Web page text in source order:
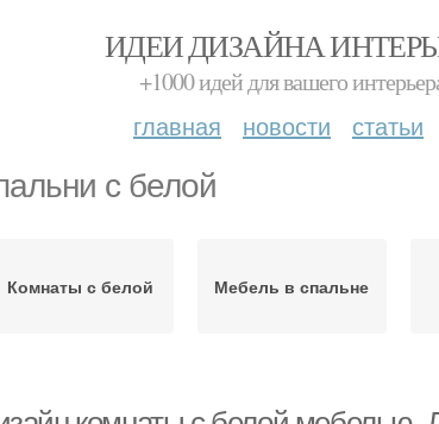
ИДЕИ ДИЗАЙНА
+1000 идей для вашего
главная новости статьи
с белой
Комнаты с белой Мебель в спальне